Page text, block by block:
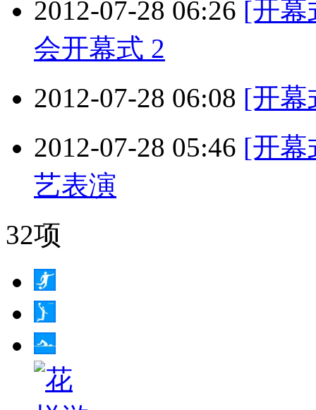
2012-07-28 06:26 [开幕
会开幕式 2
2012-07-28 06:08 [开幕
2012-07-28 05:46 [开幕
艺表演
32项